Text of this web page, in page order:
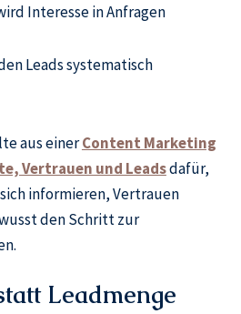
Interesse in Anfragen
Leads systematisch
aus einerContent Marketing
Vertrauen und Leadsdafür,
informieren, Vertrauen
den Schritt zur
Leadmenge